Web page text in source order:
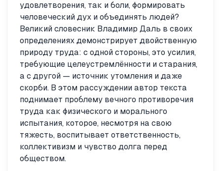
удовлетворения, так и боли, формировать
человеческий дух и объединять людей?
Великий словесник Владимир Даль в своих
определениях демонстрирует двойственную
природу труда: с одной стороны, это усилия,
требующие целеустремлённости и старания,
а с другой — источник утомления и даже
скорби. В этом рассуждении автор текста
поднимает проблему вечного противоречия
труда как физического и морального
испытания, которое, несмотря на свою
тяжесть, воспитывает ответственность,
коллективизм и чувство долга перед
обществом.